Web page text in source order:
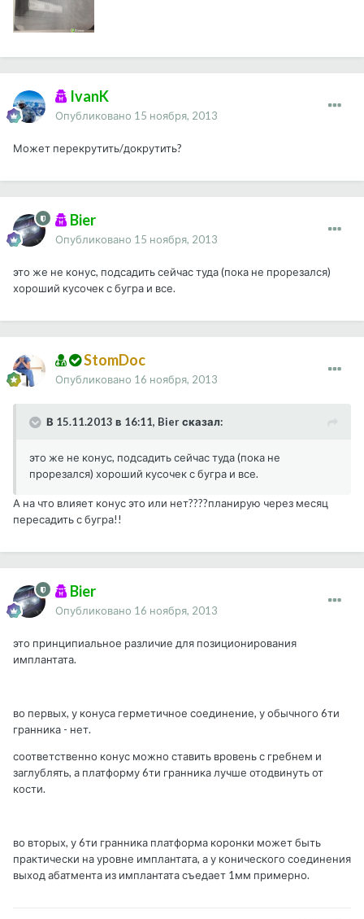
IvanK
Опубликовано 15 ноября, 2013
Может перекрутить/докрутить?
Bier
Опубликовано 15 ноября, 2013
это же не конус, подсадить сейчас туда (пока не прорезался)
хороший кусочек с бугра и все.
StomDoc
Опубликовано 16 ноября, 2013
В 15.11.2013 в 16:11, Bier сказал:
это же не конус, подсадить сейчас туда (пока не
прорезался) хороший кусочек с бугра и все.
А на что влияет конус это или нет????планирую через месяц
пересадить с бугра!!
Bier
Опубликовано 16 ноября, 2013
это принципиальное различие для позиционирования
имплантата.
во первых, у конуса герметичное соединение, у обычного 6ти
гранника - нет.
соответственно конус можно ставить вровень с гребнем и
заглублять, а платформу 6ти гранника лучше отодвинуть от
кости.
во вторых, у 6ти гранника платформа коронки может быть
практически на уровне имплантата, а у конического соединения
выход абатмента из имплантата съедает 1мм примерно.